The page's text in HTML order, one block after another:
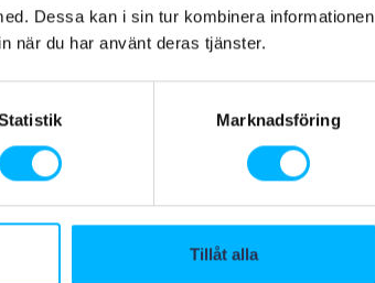
Dessa kan i sin tur kombinera informationen
när du har använt deras tjänster.
Marknadsföring
Tillåt alla